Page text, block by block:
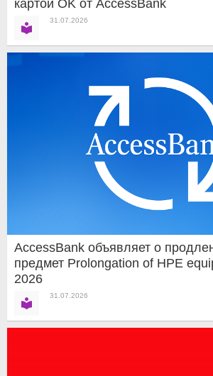
картой OK от AccessBank
31.07.2026
AccessBank объявляет о
предмет Prolongation of HPE
2026
31.07.2026